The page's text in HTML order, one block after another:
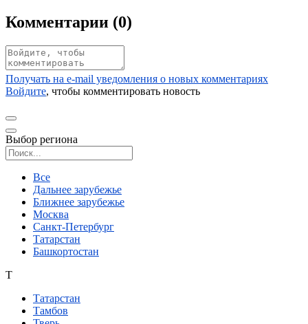
Комментарии (0)
Получать на e‑mail уведомления о новых комментариях
Войдите, чтобы комментировать новость
Выбор региона
Все
Дальнее зарубежье
Ближнее зарубежье
Москва
Санкт-Петербург
Татарстан
Башкортостан
Т
Татарстан
Тамбов